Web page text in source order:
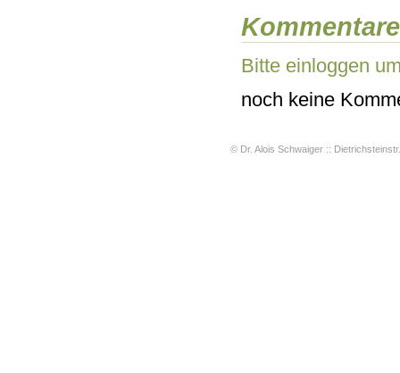
Kommentare
Bitte einloggen
noch keine
© Dr. Alois Schwaiger ::